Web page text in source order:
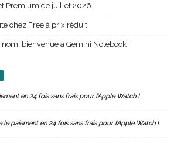
Premium de juillet 2026
chez Free à prix réduit
bienvenue à Gemini Notebook !
en 24 fois sans frais pour l’Apple Watch !
le paiement en 24 fois sans frais pour l’Apple Watch !